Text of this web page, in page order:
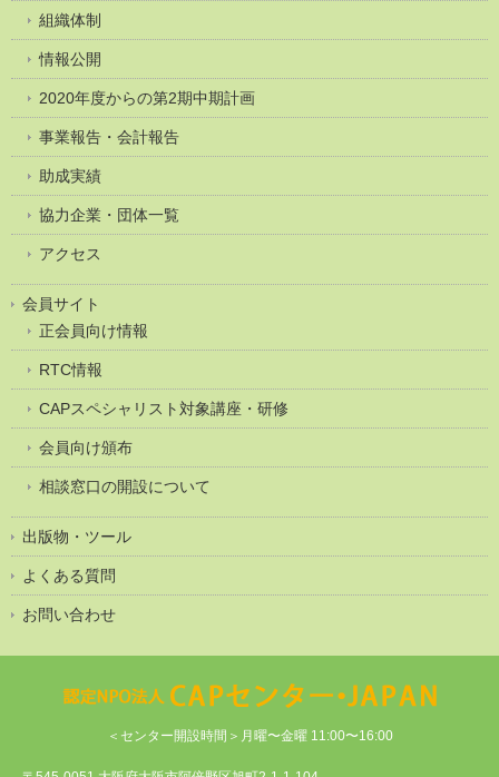
組織体制
情報公開
2020年度からの第2期中期計画
事業報告・会計報告
助成実績
協力企業・団体一覧
アクセス
会員サイト
正会員向け情報
RTC情報
CAPスペシャリスト対象講座・研修
会員向け頒布
相談窓口の開設について
出版物・ツール
よくある質問
お問い合わせ
＜センター開設時間＞月曜〜金曜 11:00〜16:00